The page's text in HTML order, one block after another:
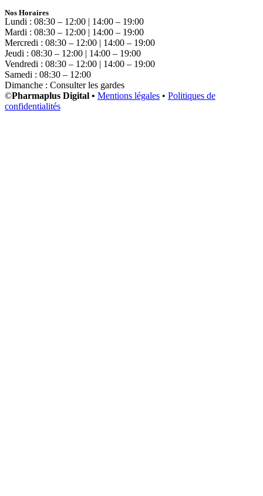
Nos Horaires
Lundi : 08:30 – 12:00 | 14:00 – 19:00
Mardi : 08:30 – 12:00 | 14:00 – 19:00
Mercredi : 08:30 – 12:00 | 14:00 – 19:00
Jeudi : 08:30 – 12:00 | 14:00 – 19:00
Vendredi : 08:30 – 12:00 | 14:00 – 19:00
Samedi : 08:30 – 12:00
Dimanche : Consulter les gardes
©Pharmaplus Digital • Mentions légales • Politiques de
confidentialités